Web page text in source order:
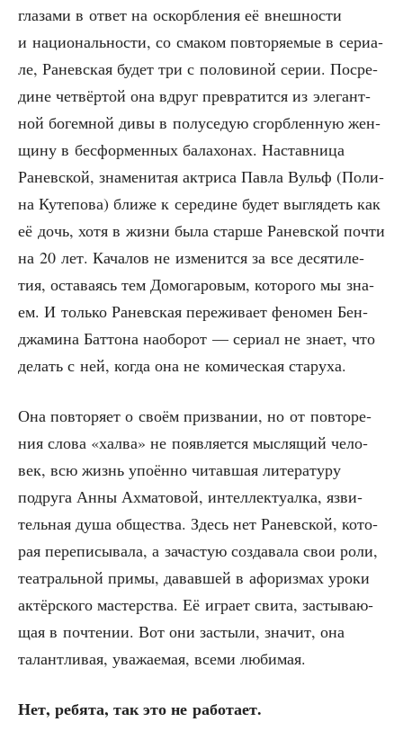
гла­за­ми в ответ на оскорб­ле­ния её внеш­но­сти
и наци­о­наль­но­сти, со сма­ком повто­ря­е­мые в сери­а­
ле, Ранев­ская будет три с поло­ви­ной серии. Посре­
дине чет­вёр­той она вдруг пре­вра­тит­ся из эле­гант­
ной богем­ной дивы в полу­се­дую сгорб­лен­ную жен­
щи­ну в бес­фор­мен­ных бала­хо­нах. Настав­ни­ца
Ранев­ской, зна­ме­ни­тая актри­са Пав­ла Вульф (Поли­
на Куте­по­ва) бли­же к сере­дине будет выгля­деть как
её дочь, хотя в жиз­ни была стар­ше Ранев­ской почти
на 20 лет. Кача­лов не изме­нит­ся за все деся­ти­ле­
тия, оста­ва­ясь тем Домо­га­ро­вым, кото­ро­го мы зна­
ем. И толь­ко Ранев­ская пере­жи­ва­ет фено­мен Бен­
джа­ми­на Бат­то­на наобо­рот — сери­ал не зна­ет, что
делать с ней, когда она не коми­че­ская старуха.
Она повто­ря­ет о сво­ём при­зва­нии, но от повто­ре­
ния сло­ва «хал­ва» не появ­ля­ет­ся мыс­ля­щий чело­
век, всю жизнь упо­ён­но читав­шая лите­ра­ту­ру
подру­га Анны Ахма­то­вой, интел­лек­ту­ал­ка, язви­
тель­ная душа обще­ства. Здесь нет Ранев­ской, кото­
рая пере­пи­сы­ва­ла, а зача­стую созда­ва­ла свои роли,
теат­раль­ной при­мы, давав­шей в афо­риз­мах уро­ки
актёр­ско­го мастер­ства. Её игра­ет сви­та, засты­ва­ю­
щая в почте­нии. Вот они засты­ли, зна­чит, она
талант­ли­вая, ува­жа­е­мая, все­ми любимая.
Нет, ребя­та, так это не работает.